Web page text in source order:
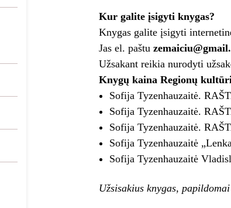
Kur galite įsigyti knygas?
Knygas galite įsigyti
Jas el. paštu
Užsakant reikia nurodyti
Knygų kaina Regionų
Sofija Tyzenhauzaitė.
Sofija Tyzenhauzaitė.
Sofija Tyzenhauzaitė.
Sofija Tyzenhauzaitė
Sofija Tyzenhauzaitė
Užsisakius knygas,